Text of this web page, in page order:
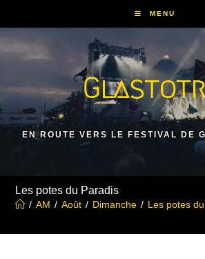
content
MENU
EN ROUTE VERS LE FESTIVAL DE
Les potes du Paradis
/ AM / Août / Dimanche / Les potes